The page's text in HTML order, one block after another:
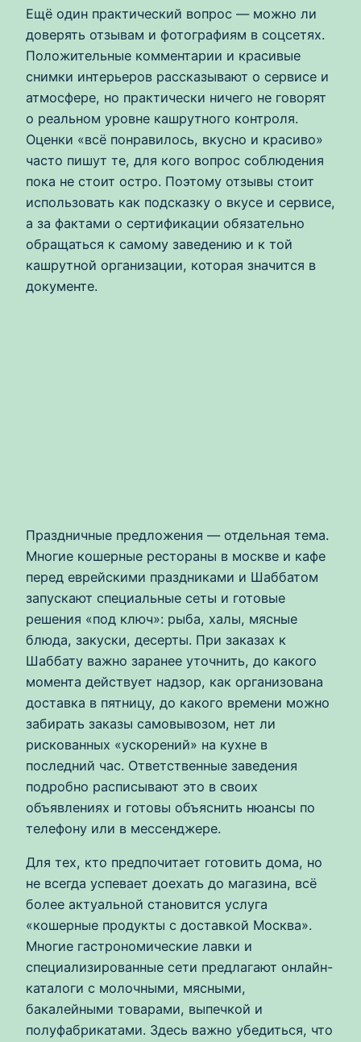
Ещё один практический вопрос — можно ли
доверять отзывам и фотографиям в соцсетях.
Положительные комментарии и красивые
снимки интерьеров рассказывают о сервисе и
атмосфере, но практически ничего не говорят
о реальном уровне кашрутного контроля.
Оценки «всё понравилось, вкусно и красиво»
часто пишут те, для кого вопрос соблюдения
пока не стоит остро. Поэтому отзывы стоит
использовать как подсказку о вкусе и сервисе,
а за фактами о сертификации обязательно
обращаться к самому заведению и к той
кашрутной организации, которая значится в
документе.
Праздничные предложения — отдельная тема.
Многие кошерные рестораны в москве и кафе
перед еврейскими праздниками и Шаббатом
запускают специальные сеты и готовые
решения «под ключ»: рыба, халы, мясные
блюда, закуски, десерты. При заказах к
Шаббату важно заранее уточнить, до какого
момента действует надзор, как организована
доставка в пятницу, до какого времени можно
забирать заказы самовывозом, нет ли
рискованных «ускорений» на кухне в
последний час. Ответственные заведения
подробно расписывают это в своих
объявлениях и готовы объяснить нюансы по
телефону или в мессенджере.
Для тех, кто предпочитает готовить дома, но
не всегда успевает доехать до магазина, всё
более актуальной становится услуга
«кошерные продукты с доставкой Москва».
Многие гастрономические лавки и
специализированные сети предлагают онлайн-
каталоги с молочными, мясными,
бакалейными товарами, выпечкой и
полуфабрикатами. Здесь важно убедиться, что